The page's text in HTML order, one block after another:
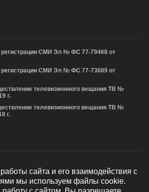
регистрации СМИ Эл № ФС 77-79468 от
регистрации СМИ Эл № ФС 77-73689 от
телевизионного вещания ТВ №
г.
телевизионного вещания ТВ №
г.
ОТПРАВИТЬ
сайта и его взаимодействия с
мы используем файлы cookie.